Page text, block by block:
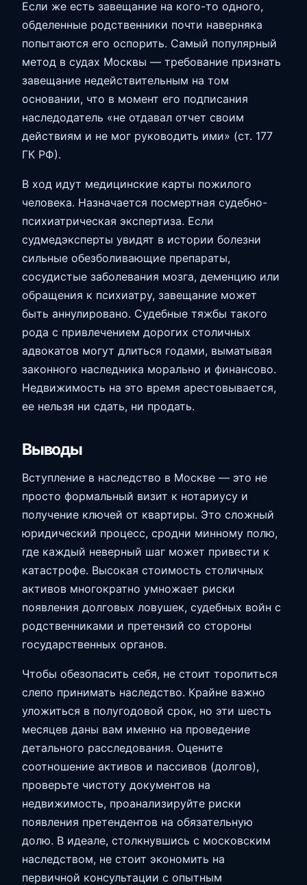
Если же есть завещание на кого-то одного,
обделенные родственники почти наверняка
попытаются его оспорить. Самый популярный
метод в судах Москвы — требование признать
завещание недействительным на том
основании, что в момент его подписания
наследодатель «не отдавал отчет своим
действиям и не мог руководить ими» (ст. 177
ГК РФ).
В ход идут медицинские карты пожилого
человека. Назначается посмертная судебно-
психиатрическая экспертиза. Если
судмедэксперты увидят в истории болезни
сильные обезболивающие препараты,
сосудистые заболевания мозга, деменцию или
обращения к психиатру, завещание может
быть аннулировано. Судебные тяжбы такого
рода с привлечением дорогих столичных
адвокатов могут длиться годами, выматывая
законного наследника морально и финансово.
Недвижимость на это время арестовывается,
ее нельзя ни сдать, ни продать.
Выводы
Вступление в наследство в Москве — это не
просто формальный визит к нотариусу и
получение ключей от квартиры. Это сложный
юридический процесс, сродни минному полю,
где каждый неверный шаг может привести к
катастрофе. Высокая стоимость столичных
активов многократно умножает риски
появления долговых ловушек, судебных войн с
родственниками и претензий со стороны
государственных органов.
Чтобы обезопасить себя, не стоит торопиться
слепо принимать наследство. Крайне важно
уложиться в полугодовой срок, но эти шесть
месяцев даны вам именно на проведение
детального расследования. Оцените
соотношение активов и пассивов (долгов),
проверьте чистоту документов на
недвижимость, проанализируйте риски
появления претендентов на обязательную
долю. В идеале, столкнувшись с московским
наследством, не стоит экономить на
первичной консультации с опытным